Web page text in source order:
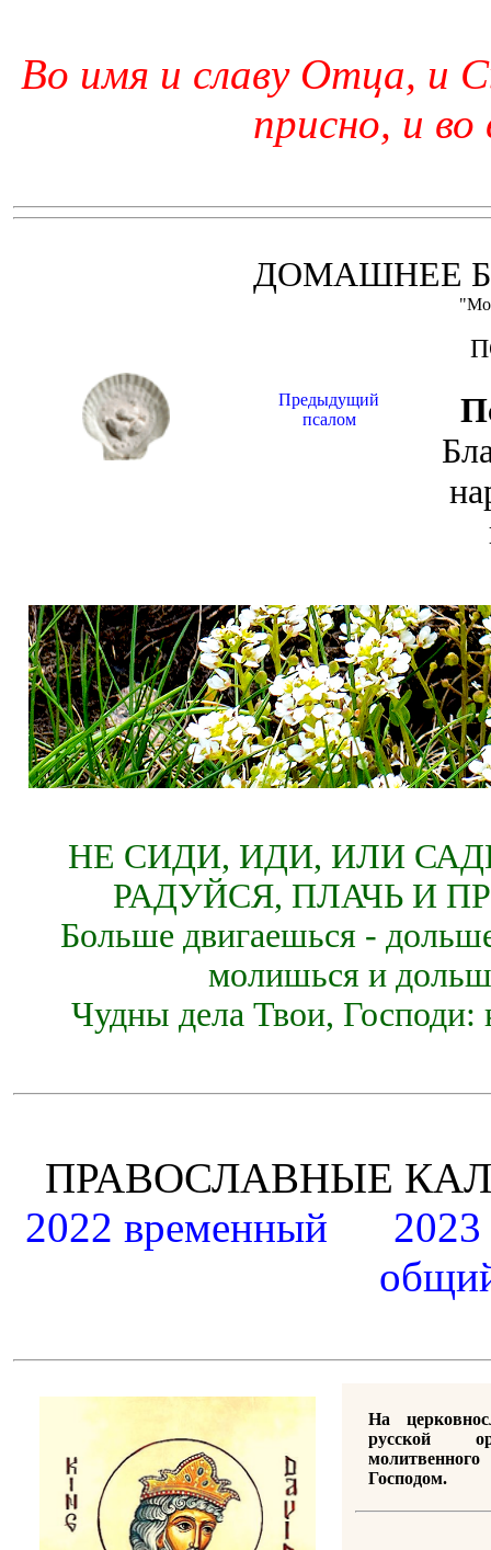
Во имя и славу Отца, и
присно, и во
ДОМАШНЕЕ
Предыдущий
псалом
НЕ СИДИ, ИДИ, ИЛИ
РАДУЙСЯ, ПЛАЧЬ И
Больше двигаешься -
молишься и
Чудны дела Твои, Господи:
ПРАВОСЛАВНЫЕ
2022 временный
На
русской
Господом.